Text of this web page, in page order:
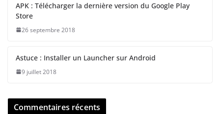
APK : Télécharger la dernière version du Google Play
Store
26 septembre 2018
Astuce : Installer un Launcher sur Android
9 juillet 2018
Commentaires récents